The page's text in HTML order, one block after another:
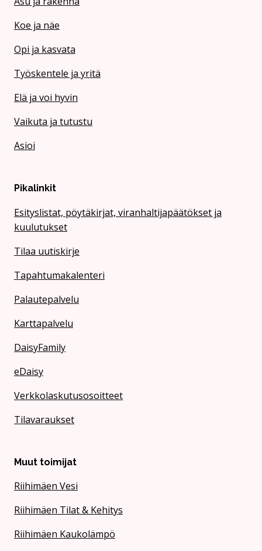
Koe ja näe
Opi ja kasvata
Työskentele ja yritä
Elä ja voi hyvin
Vaikuta ja tutustu
Asioi
Pikalinkit
Esityslistat, pöytäkirjat, viranhaltijapäätökset ja
kuulutukset
Tilaa uutiskirje
Tapahtumakalenteri
Palautepalvelu
Karttapalvelu
DaisyFamily
eDaisy
Verkkolaskutusosoitteet
Tilavaraukset
Muut toimijat
Riihimäen Vesi
Riihimäen Tilat & Kehitys
Riihimäen Kaukolämpö